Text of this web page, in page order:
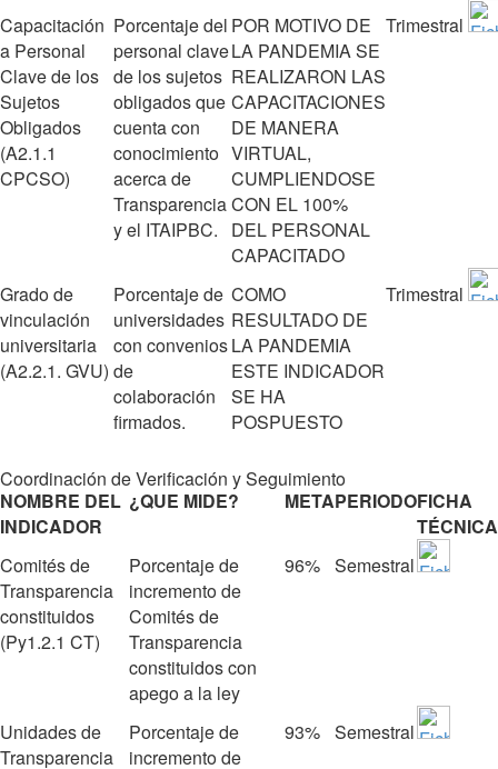
Capacitación
a Personal
Clave de los
Sujetos
Obligados
(A2.1.1
CPCSO)
Porcentaje del
personal clave
de los sujetos
obligados que
cuenta con
conocimiento
acerca de
Transparencia
y el ITAIPBC.
POR MOTIVO DE
LA PANDEMIA SE
REALIZARON LAS
CAPACITACIONES
DE MANERA
VIRTUAL,
CUMPLIENDOSE
CON EL 100%
DEL PERSONAL
CAPACITADO
Trimestral
Grado de
vinculación
universitaria
(A2.2.1. GVU)
Porcentaje de
universidades
con convenios
de
colaboración
firmados.
COMO
RESULTADO DE
LA PANDEMIA
ESTE INDICADOR
SE HA
POSPUESTO
Trimestral
Coordinación de Verificación y Seguimiento
NOMBRE DEL
INDICADOR
¿QUE MIDE? METAPERIODOFICHA
TÉCNICA
Comités de
Transparencia
constituidos
(Py1.2.1 CT)
Porcentaje de
incremento de
Comités de
Transparencia
constituidos con
apego a la ley
96% Semestral
Unidades de
Transparencia
Porcentaje de
incremento de
93% Semestral